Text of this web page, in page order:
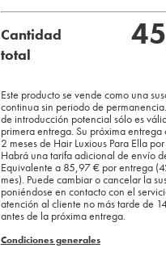
Cantidad
total
Este producto se vende como una
continua sin periodo de
de introducción potencial sólo es
primera entrega. Su próxima entrega
2 meses de Hair Luxious Para Ella
Habrá una tarifa adicional de envío
Equivalente a 85,97 € por entrega
mes). Puede cambiar o cancelar la
poniéndose en contacto con el
atención al cliente no más tarde de
antes de la próxima entrega.
Condiciones generales